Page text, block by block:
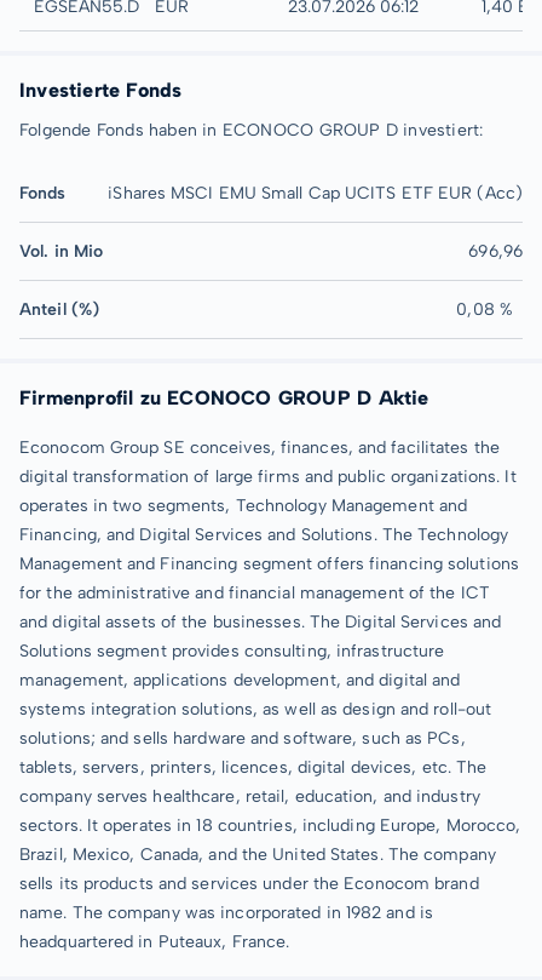
Düsseldorf
EGSEAN55.DUSBEUR 23.07.2026 06:12 1,40
Investierte Fonds
Folgende Fonds haben in ECONOCO GROUP D investiert:
Fonds iShares MSCI EMU Small Cap UCITS ETF EUR (Acc)
Vol. in Mio 696,96
Anteil (%) 0,08 %
Firmenprofil zu ECONOCO GROUP D Aktie
Econocom Group SE conceives, finances, and facilitates the
digital transformation of large firms and public organizations. It
operates in two segments, Technology Management and
Financing, and Digital Services and Solutions. The Technology
Management and Financing segment offers financing solutions
for the administrative and financial management of the ICT
and digital assets of the businesses. The Digital Services and
Solutions segment provides consulting, infrastructure
management, applications development, and digital and
systems integration solutions, as well as design and roll-out
solutions; and sells hardware and software, such as PCs,
tablets, servers, printers, licences, digital devices, etc. The
company serves healthcare, retail, education, and industry
sectors. It operates in 18 countries, including Europe, Morocco,
Brazil, Mexico, Canada, and the United States. The company
sells its products and services under the Econocom brand
name. The company was incorporated in 1982 and is
headquartered in Puteaux, France.